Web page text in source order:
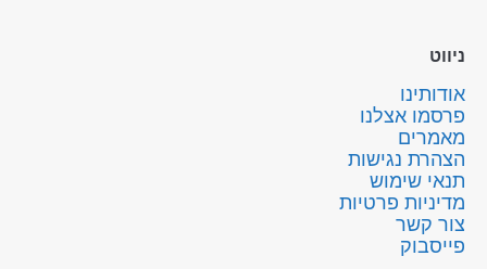
ניווט
אודותינו
פרסמו אצלנו
מאמרים
הצהרת נגישות
תנאי שימוש
מדיניות פרטיות
צור קשר
פייסבוק